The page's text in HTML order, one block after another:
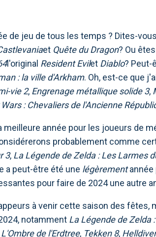
de jeu de tous les temps ? Dites-
et Quête du Dragon? Ou
l'original Resident Evilet Diablo? Peut-
: la ville d'Arkham. Oh, est-ce que
vie 2, Engrenage métallique solide 3,
: Chevaliers de l'Ancienne
meilleure année pour les joueurs de
probablement comme
3, La Légende de Zelda : Les Larmes
a peut-être été une légèrementannée
pour faire de 2024 une autre
à venir cette saison des fêtes,
notamment La Légende de Zelda
L'Ombre de l'Erdtree, Tekken 8,